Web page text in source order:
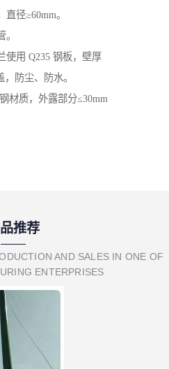
径≥60mm。
使用 Q235 钢板，壁厚
防尘、防水。
材质，外露部分≤30mm
推荐
AND SALES IN ONE OF
ENTERPRISES